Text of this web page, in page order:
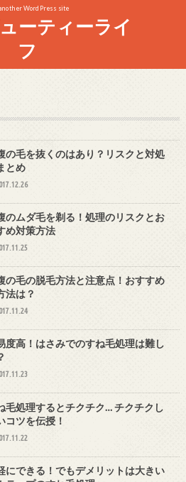
WordPress site
ーティーライ
フ
の毛を抜くのはあり？リスクと対処
とめ
のムダ毛を剃る！処理のリスクとお
め対策方法
の毛の脱毛方法と注意点！おすすめ
法は？
度高！はさみでのすね毛処理は難し
毛処理するとチクチク… チクチクし
コツを伝授！
にできる！でもデメリットは大きい